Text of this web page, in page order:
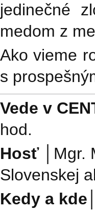
jedinečné
medom z
Ako vieme
s
Vede v
hod.
Hosť │ Mgr.
Slovenskej
Kedy a kde│